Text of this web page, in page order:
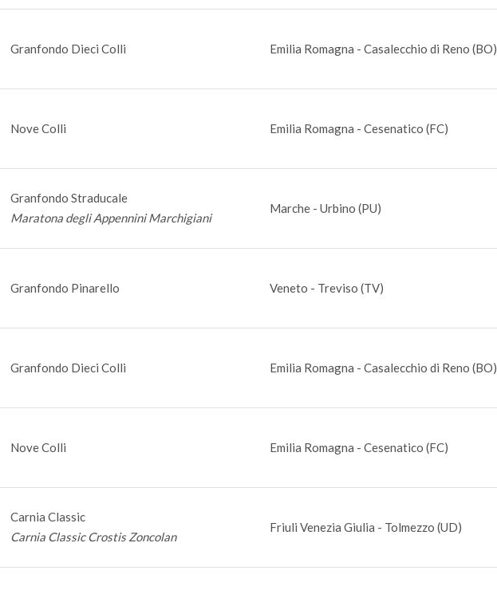
Granfondo Dieci Colli Emilia Romagna - Casalecchio di Reno (BO)
Nove Colli Emilia Romagna - Cesenatico (FC)
Granfondo Straducale
Maratona degli Appennini Marchigiani
Marche - Urbino (PU)
Granfondo Pinarello Veneto - Treviso (TV)
Granfondo Dieci Colli Emilia Romagna - Casalecchio di Reno (BO)
Nove Colli Emilia Romagna - Cesenatico (FC)
Carnia Classic
Carnia Classic Crostis Zoncolan
Friuli Venezia Giulia - Tolmezzo (UD)